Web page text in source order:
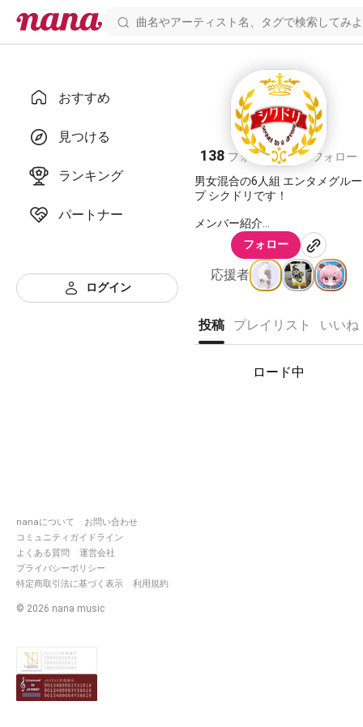
おすすめ
見つける
ランキング
パートナー
ログイン
nanaについて
お問い合わせ
コミュニティガイドライン
よくある質問
運営会社
プライバシーポリシー
特定商取引法に基づく表示
利用規約
© 2026 nana music
シクドリ
138 フォロワー227 フォロー
男女混合の6人組 エンタメグルー
プ シクドリです！
メンバー紹介
シゲアキ
ふうと
フォロー
応援者
投稿 プレイリスト いいね
ロード中